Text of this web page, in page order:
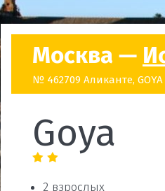
Москва —
№ 462709 Аликанте,
Goya
2 взрослых